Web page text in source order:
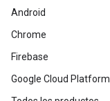
Android
Chrome
Firebase
Google Cloud Platform